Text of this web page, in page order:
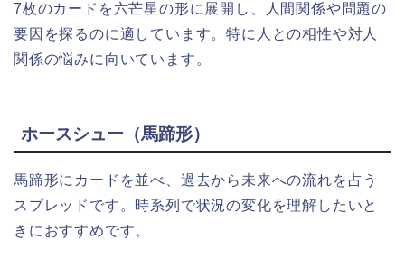
7枚のカードを六芒星の形に展開し、人間関係や問題の
要因を探るのに適しています。特に人との相性や対人
関係の悩みに向いています。
ホースシュー（馬蹄形）
馬蹄形にカードを並べ、過去から未来への流れを占う
スプレッドです。時系列で状況の変化を理解したいと
きにおすすめです。